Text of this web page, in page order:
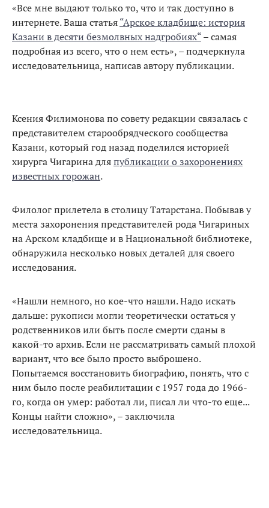
«Все мне выдают только то, что и так доступно в
интернете. Ваша статья“Арское кладбище: история
Казани в десяти безмолвных надгробиях“– самая
подробная из всего, что о нем есть», – подчеркнула
исследовательница, написав автору публикации.
Ксения Филимонова по совету редакции связалась с
представителем старообрядческого сообщества
Казани, который год назад поделился историей
хирурга Чигарина дляпубликации о захоронениях
известных горожан.
Филолог прилетела в столицу Татарстана. Побывав у
места захоронения представителей рода Чигариных
на Арском кладбище и в Национальной библиотеке,
обнаружила несколько новых деталей для своего
исследования.
«Нашли немного, но кое-что нашли. Надо искать
дальше: рукописи могли теоретически остаться у
родственников или быть после смерти сданы в
какой-то архив. Если не рассматривать самый плохой
вариант, что все было просто выброшено.
Попытаемся восстановить биографию, понять, что с
ним было после реабилитации с 1957 года до 1966-
го, когда он умер: работал ли, писал ли что-то еще...
Концы найти сложно», – заключила
исследовательница.